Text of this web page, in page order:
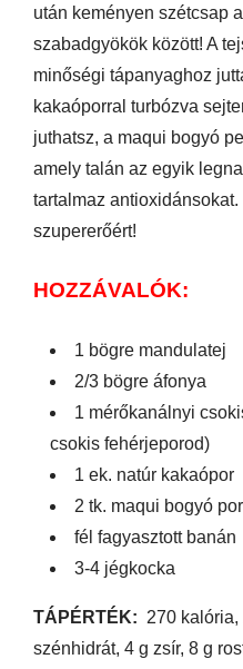
után keményen szétcsap
szabadgyökök között! A
minőségi tápanyaghoz
kakaóporral turbózva
juthatsz, a maqui bogyó
amely talán az egyik
tartalmaz
szupererőért!
HOZZÁVALÓK:
1 bögre mandulatej
2/3 bögre áfonya
1 mérőkanálnyi
csokis fehérjeporod)
1 ek. natúr kakaópor
2 tk. maqui bogyó por
fél fagyasztott banán
3-4 jégkocka
TÁPÉRTÉK: 270 kalória,
szénhidrát, 4 g zsír, 8 g